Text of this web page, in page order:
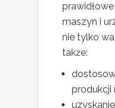
maszyn i
nie tylko
także:
produkcji